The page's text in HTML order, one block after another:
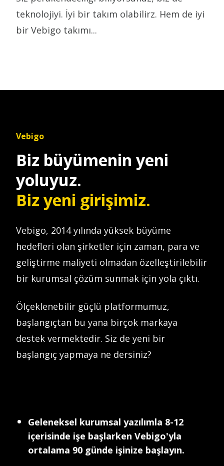
teknolojiyi. İyi bir takım olabilirz. Hem de iyi
bir Vebigo takımı...
Vebigo
Biz büyümenin yeni
yoluyuz.
Biz yeni girişimiz.
Vebigo, 2014 yılında yüksek büyüme
hedefleri olan şirketler için zaman, para ve
geliştirme maliyeti olmadan özelleştirilebilir
bir kurumsal çözüm sunmak için yola çıktı.
Ölçeklenebilir güçlü platformumuz,
başlangıçtan bu yana birçok markaya
destek vermektedir. Siz de yeni bir
başlangıç yapmaya ne dersiniz?
Geleneksel kurumsal yazılımla 8-12
içerisinde işe başlarken Vebigo'yla
ortalama 90 günde işinize başlayın.